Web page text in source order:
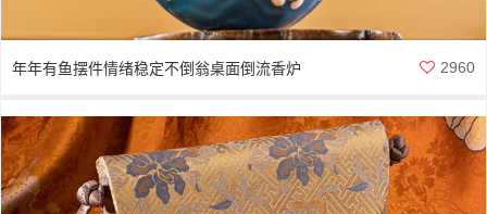
年年有鱼摆件情绪稳定不倒翁桌面倒流香炉 2960